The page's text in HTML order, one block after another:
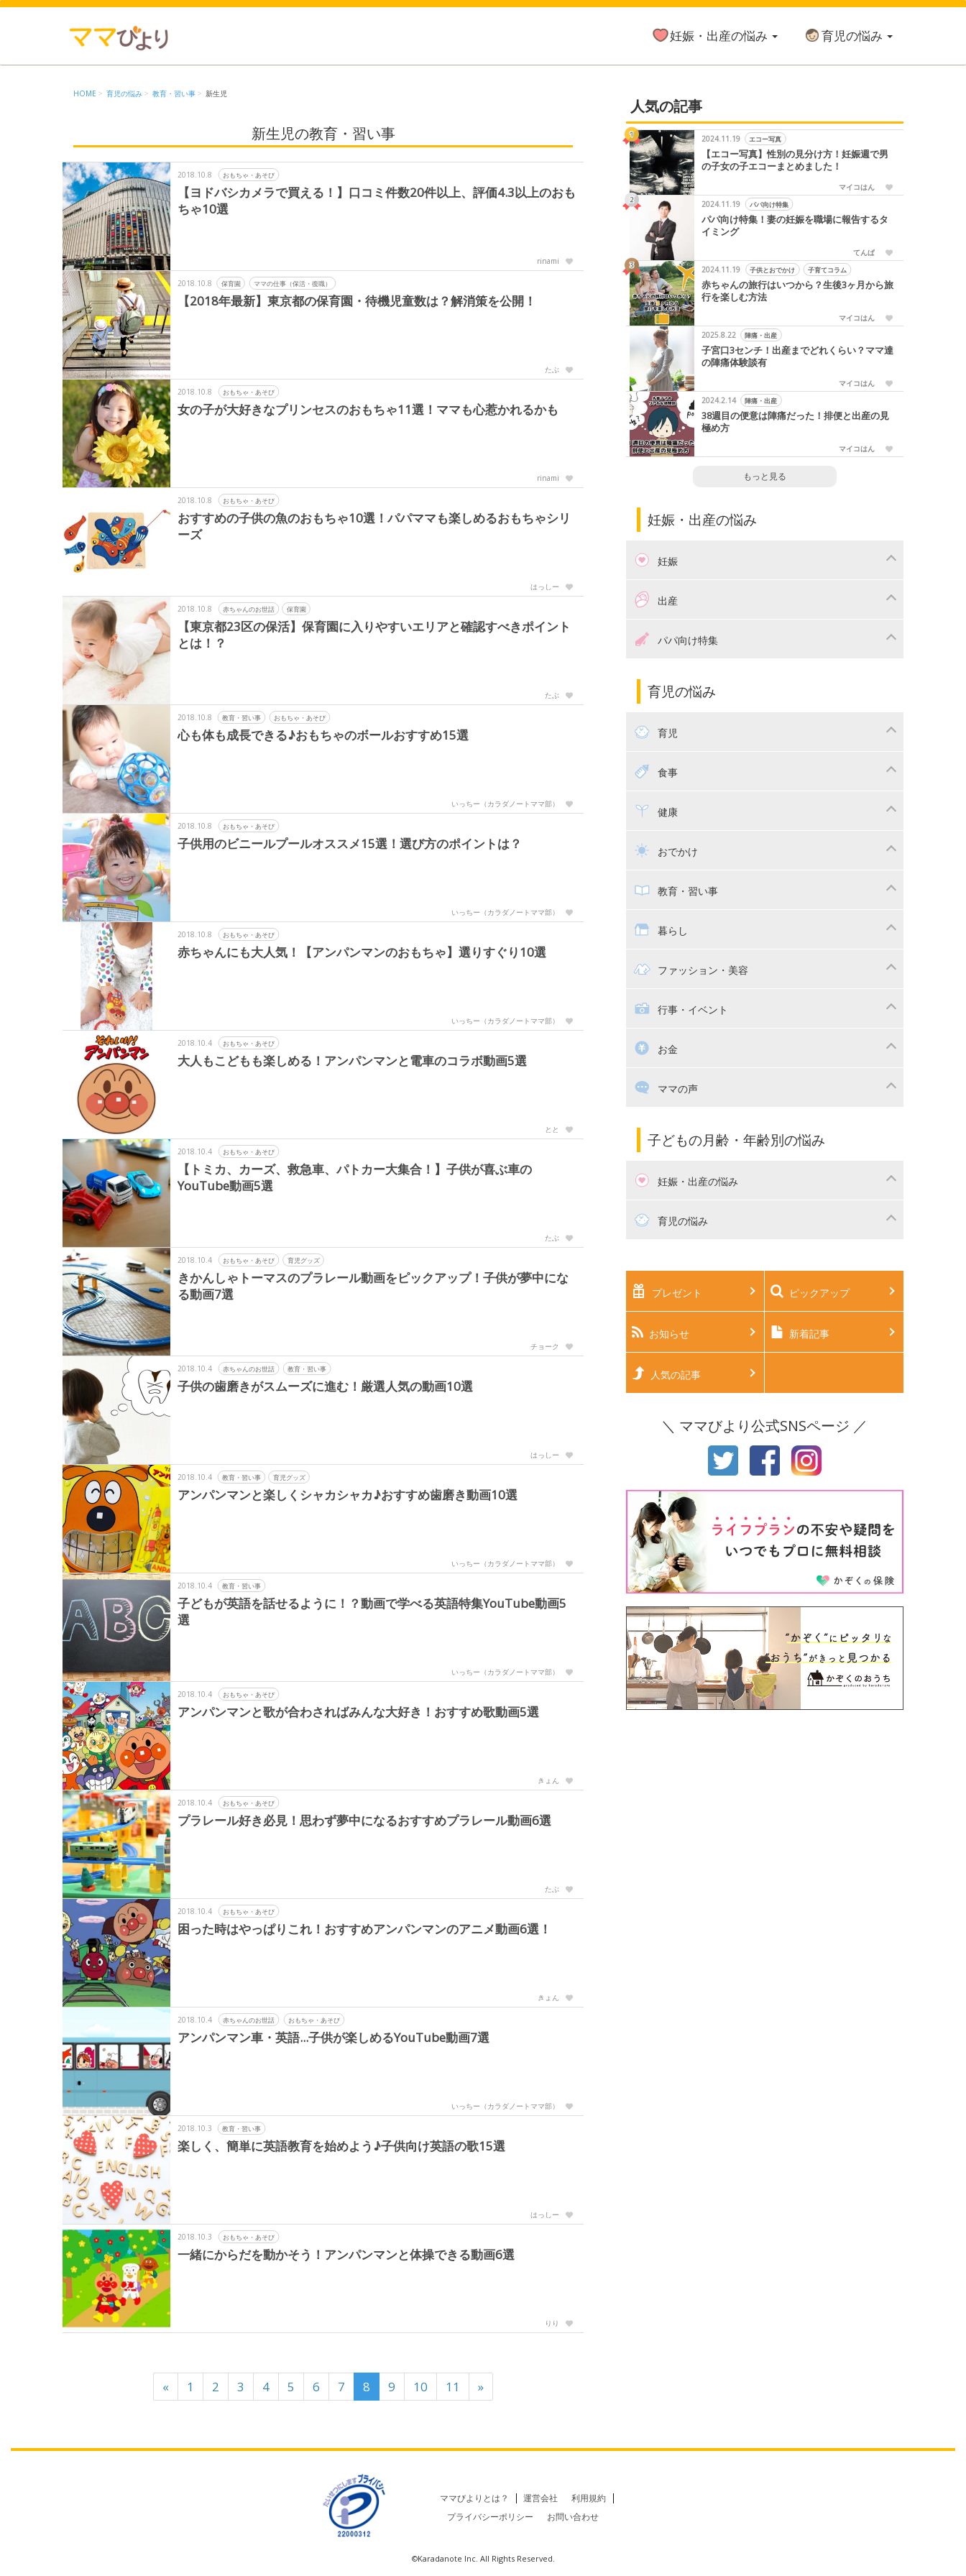
妊娠・出産の悩み 育児の悩み
HOME 育児の悩み 教育・習い事 新生児
新生児の教育・習い事
2018.10.8 おもちゃ・あそび
【ヨドバシカメラで買える！】口コミ件数20件以上、評価4.3以上のおも
ちゃ10選
rinami
2018.10.8 保育園 ママの仕事（保活・復職）
【2018年最新】東京都の保育園・待機児童数は？解消策を公開！
たぶ
2018.10.8 おもちゃ・あそび
女の子が大好きなプリンセスのおもちゃ11選！ママも心惹かれるかも
rinami
2018.10.8 おもちゃ・あそび
おすすめの子供の魚のおもちゃ10選！パパママも楽しめるおもちゃシリ
ーズ
はっしー
2018.10.8 赤ちゃんのお世話 保育園
【東京都23区の保活】保育園に入りやすいエリアと確認すべきポイント
とは！？
たぶ
2018.10.8 教育・習い事 おもちゃ・あそび
心も体も成長できる♪おもちゃのボールおすすめ15選
いっちー（カラダノートママ部）
2018.10.8 おもちゃ・あそび
子供用のビニールプールオススメ15選！選び方のポイントは？
いっちー（カラダノートママ部）
2018.10.8 おもちゃ・あそび
赤ちゃんにも大人気！【アンパンマンのおもちゃ】選りすぐり10選
いっちー（カラダノートママ部）
2018.10.4 おもちゃ・あそび
大人もこどもも楽しめる！アンパンマンと電車のコラボ動画5選
とと
2018.10.4 おもちゃ・あそび
【トミカ、カーズ、救急車、パトカー大集合！】子供が喜ぶ車の
YouTube動画5選
たぶ
2018.10.4 おもちゃ・あそび 育児グッズ
きかんしゃトーマスのプラレール動画をピックアップ！子供が夢中にな
る動画7選
チョーク
2018.10.4 赤ちゃんのお世話 教育・習い事
子供の歯磨きがスムーズに進む！厳選人気の動画10選
はっしー
2018.10.4 教育・習い事 育児グッズ
アンパンマンと楽しくシャカシャカ♪おすすめ歯磨き動画10選
いっちー（カラダノートママ部）
2018.10.4 教育・習い事
子どもが英語を話せるように！？動画で学べる英語特集YouTube動画5
選
いっちー（カラダノートママ部）
2018.10.4 おもちゃ・あそび
アンパンマンと歌が合わさればみんな大好き！おすすめ歌動画5選
きょん
2018.10.4 おもちゃ・あそび
プラレール好き必見！思わず夢中になるおすすめプラレール動画6選
たぶ
2018.10.4 おもちゃ・あそび
困った時はやっぱりこれ！おすすめアンパンマンのアニメ動画6選！
きょん
2018.10.4 赤ちゃんのお世話 おもちゃ・あそび
アンパンマン車・英語...子供が楽しめるYouTube動画7選
いっちー（カラダノートママ部）
2018.10.3 教育・習い事
楽しく、簡単に英語教育を始めよう♪子供向け英語の歌15選
はっしー
2018.10.3 おもちゃ・あそび
一緒にからだを動かそう！アンパンマンと体操できる動画6選
りり
« 1 2 3 4 5 6 7 8 9 10 11 »
人気の記事
2024.11.19 エコー写真
【エコー写真】性別の見分け方！妊娠週で男
の子女の子エコーまとめました！
マイコはん
2024.11.19
パパ向け特集
パパ向け特集！妻の妊娠を職場に報告するタ
イミング
てんぱ
2024.11.19
子供とおでかけ 子育てコラム
赤ちゃんの旅行はいつから？生後3ヶ月から旅
行を楽しむ方法
マイコはん
2025.8.22
陣痛・出産
子宮口3センチ！出産までどれくらい？ママ達
の陣痛体験談有
マイコはん
2024.2.14
陣痛・出産
38週目の便意は陣痛だった！排便と出産の見
極め方
マイコはん
もっと見る
妊娠・出産の悩み
妊娠
つわり
妊娠中の食事
出産
出産準備パパ向け特集
パパ向け特集
育児の悩み
育児
赤ちゃんのお世話
寝かしつけ
トイトレ
食事
離乳食健康
乳幼児健診・予防接種
おでかけ
子供とおでかけ
抱っこ紐
教育・習い事
教育・習い事
幼稚園
絵本
暮らし
ママの日常
家族関係・夫婦関係
掃除
ファッション・美容
子供の服・ファッション
行事・イベント
漫画
出産祝い・内祝い
お金
住宅購入ママの声
子育てコラム
子どもの月齢・年齢別の悩み
妊娠・出産の悩み
妊活 育児の悩み
生後2ヶ月 生後3ヶ月
生後4ヶ月 生後5ヶ月
生後6ヶ月
生後11ヶ月
3才 4才
5才 6才
プレゼント ピックアップ
お知らせ 新着記事
人気の記事
＼ ママびより公式SNSページ ／
ママびよりとは？ 運営会社
利用規約
プライバシーポリシー
お問い合わせ
©Karadanote Inc. All Rights Reserved.